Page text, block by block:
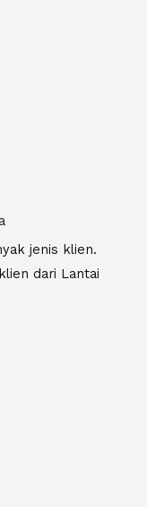
jenis klien.
dari Lantai